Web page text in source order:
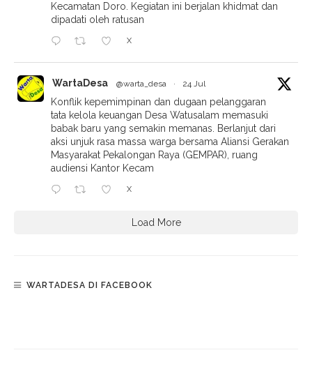
Kecamatan Doro. Kegiatan ini berjalan khidmat dan
dipadati oleh ratusan
X
WartaDesa @warta_desa · 24 Jul
Konflik kepemimpinan dan dugaan pelanggaran
tata kelola keuangan Desa Watusalam memasuki
babak baru yang semakin memanas. Berlanjut dari
aksi unjuk rasa massa warga bersama Aliansi Gerakan
Masyarakat Pekalongan Raya (GEMPAR), ruang
audiensi Kantor Kecam
X
Load More
WARTADESA DI FACEBOOK